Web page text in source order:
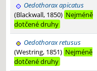
Oedothorax apicatus
(Blackwall, 1850) Nejméně
dotčené druhy
Oedothorax retusus
(Westring, 1851) Nejméně
dotčené druhy